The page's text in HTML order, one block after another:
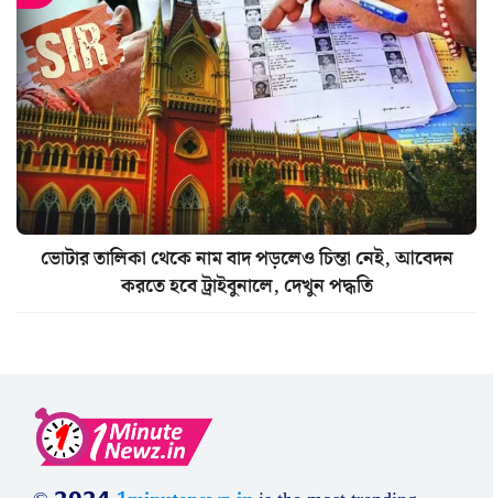
ভোটার তালিকা থেকে নাম বাদ পড়লেও চিন্তা নেই, আবেদন
করতে হবে ট্রাইবুনালে, দেখুন পদ্ধতি